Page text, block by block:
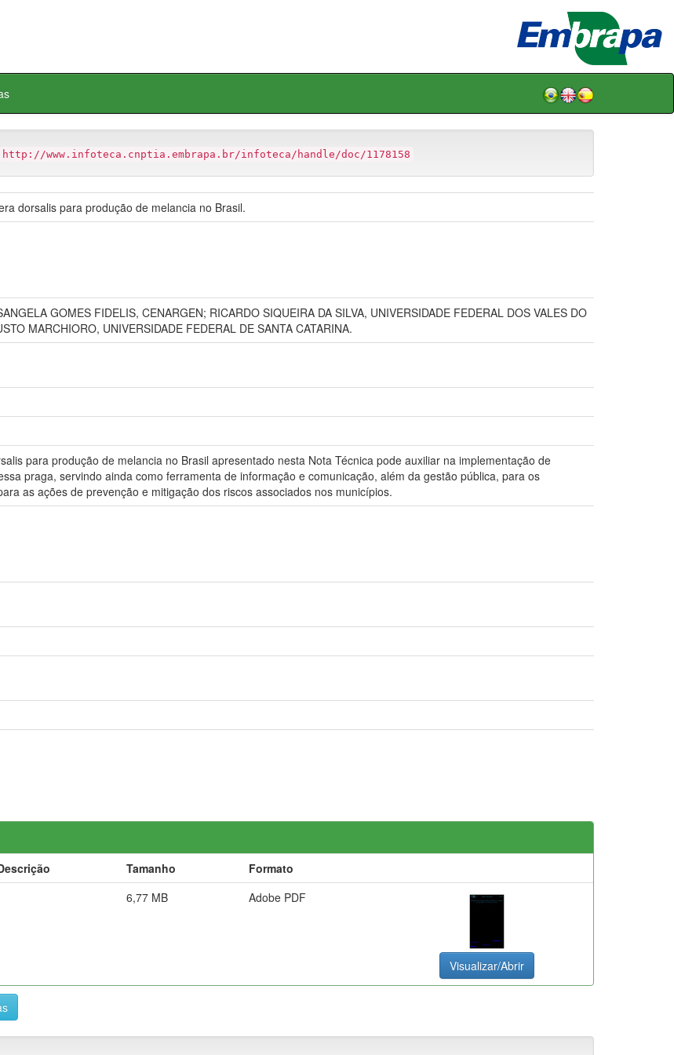
http://www.infoteca.cnptia.embrapa.br/infoteca/handle/doc/1178158
dorsalis para produção de melancia no Brasil.
GOMES FIDELIS, CENARGEN; RICARDO SIQUEIRA DA SILVA, UNIVERSIDADE FEDERAL DOS VALES DO
MARCHIORO, UNIVERSIDADE FEDERAL DE SANTA CATARINA.
para produção de melancia no Brasil apresentado nesta Nota Técnica pode auxiliar na implementação de
praga, servindo ainda como ferramenta de informação e comunicação, além da gestão pública, para os
as ações de prevenção e mitigação dos riscos associados nos municípios.
Tamanho
Formato
6,77 MB Adobe PDF
Visualizar/Abrir